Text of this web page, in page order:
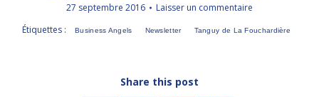
27 septembre 2016
Laisser un commentaire
Étiquettes :
Business Angels Newsletter Tanguy de La Fouchardière
Share this post